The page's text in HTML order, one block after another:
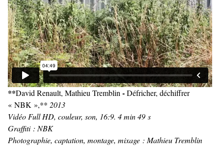
**David Renault, Mathieu Tremblin-Défricher, déchiffrer
« NBK »,** 2013
Vidéo Full HD, couleur, son, 16:9. 4 min 49 s
Graffiti : NBK
Photographie, captation, montage, mixage : Mathieu Tremblin